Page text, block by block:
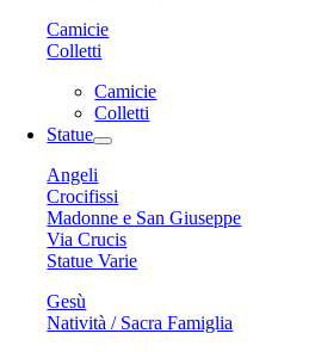
Camicie
Colletti
Camicie
Colletti
Statue
Angeli
Crocifissi
Madonne e San Giuseppe
Via Crucis
Statue Varie
Gesù
Natività / Sacra Famiglia